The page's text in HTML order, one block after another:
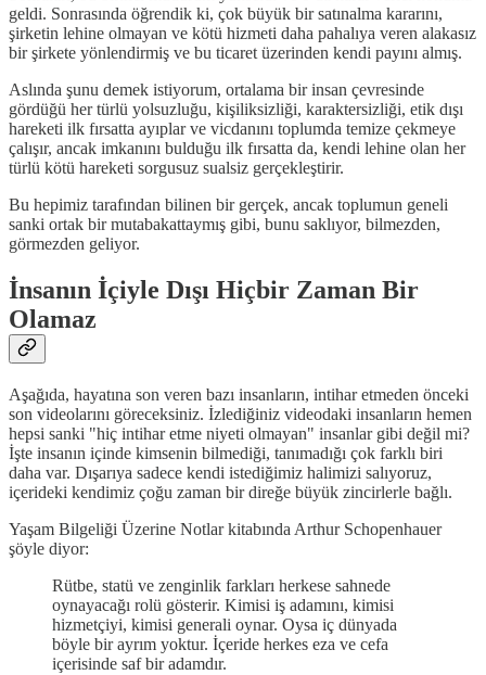
geldi. Sonrasında öğrendik ki, çok büyük bir satınalma kararını,
şirketin lehine olmayan ve kötü hizmeti daha pahalıya veren alakasız
bir şirkete yönlendirmiş ve bu ticaret üzerinden kendi payını almış.
Aslında şunu demek istiyorum, ortalama bir insan çevresinde
gördüğü her türlü yolsuzluğu, kişiliksizliği, karaktersizliği, etik dışı
hareketi ilk fırsatta ayıplar ve vicdanını toplumda temize çekmeye
çalışır, ancak imkanını bulduğu ilk fırsatta da, kendi lehine olan her
türlü kötü hareketi sorgusuz sualsiz gerçekleştirir.
Bu hepimiz tarafından bilinen bir gerçek, ancak toplumun geneli
sanki ortak bir mutabakattaymış gibi, bunu saklıyor, bilmezden,
görmezden geliyor.
İnsanın İçiyle Dışı Hiçbir Zaman Bir
Olamaz
Aşağıda, hayatına son veren bazı insanların, intihar etmeden önceki
son videolarını göreceksiniz. İzlediğiniz videodaki insanların hemen
hepsi sanki "hiç intihar etme niyeti olmayan" insanlar gibi değil mi?
İşte insanın içinde kimsenin bilmediği, tanımadığı çok farklı biri
daha var. Dışarıya sadece kendi istediğimiz halimizi salıyoruz,
içerideki kendimiz çoğu zaman bir direğe büyük zincirlerle bağlı.
Yaşam Bilgeliği Üzerine Notlar kitabında Arthur Schopenhauer
şöyle diyor:
Rütbe, statü ve zenginlik farkları herkese sahnede
oynayacağı rolü gösterir. Kimisi iş adamını, kimisi
hizmetçiyi, kimisi generali oynar. Oysa iç dünyada
böyle bir ayrım yoktur. İçeride herkes eza ve cefa
içerisinde saf bir adamdır.